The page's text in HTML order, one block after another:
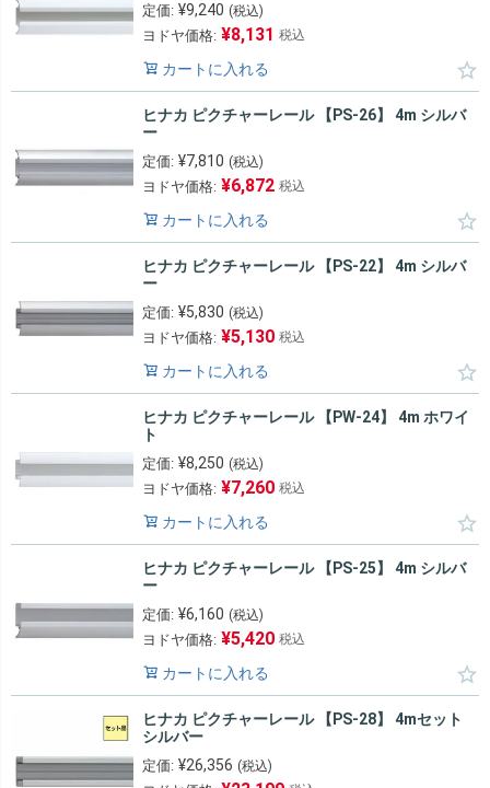
定価: ¥9,240 (税込)
ヨドヤ価格: ¥8,131 税込
カートに入れる
ヒナカ ピクチャーレール 【PS-26】 4m シルバ
ー
定価: ¥7,810 (税込)
ヨドヤ価格: ¥6,872 税込
カートに入れる
ヒナカ ピクチャーレール 【PS-22】 4m シルバ
ー
定価: ¥5,830 (税込)
ヨドヤ価格: ¥5,130 税込
カートに入れる
ヒナカ ピクチャーレール 【PW-24】 4m ホワイ
ト
定価: ¥8,250 (税込)
ヨドヤ価格: ¥7,260 税込
カートに入れる
ヒナカ ピクチャーレール 【PS-25】 4m シルバ
ー
定価: ¥6,160 (税込)
ヨドヤ価格: ¥5,420 税込
カートに入れる
ヒナカ ピクチャーレール 【PS-28】 4mセット
シルバー
定価: ¥26,356 (税込)